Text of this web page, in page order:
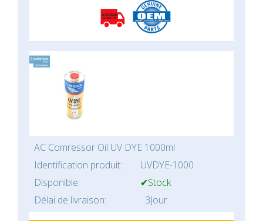
AC Comressor Oil UV DYE 1000ml
Identification produit:
UVDYE-1000
Disponible:
✔Stock
Délai de livraison:
3Jour